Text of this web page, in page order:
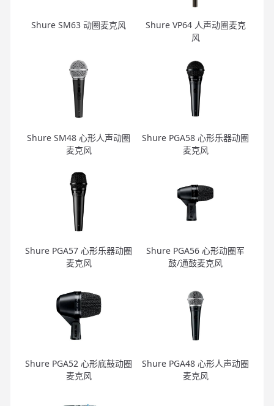
Shure SM63 动圈麦克风
Shure VP64 人声动圈麦克
风
Shure SM48 心形人声动圈
麦克风
Shure PGA58 心形乐器动圈
麦克风
Shure PGA57 心形乐器动圈
麦克风
Shure PGA56 心形动圈军
鼓/通鼓麦克风
Shure PGA52 心形底鼓动圈
麦克风
Shure PGA48 心形人声动圈
麦克风